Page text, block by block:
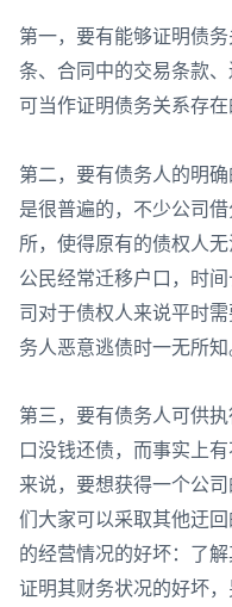
第一，要有能够证明债
条、合同中的交易条款
可当作证明债务关系存在
第二，要有债务人的明
是很普遍的，不少公司
所，使得原有的债权人
公民经常迁移户口，时
司对于债权人来说平时
务人恶意逃债时一无所知
第三，要有债务人可供
口没钱还债，而事实上
来说，要想获得一个公
们大家可以采取其他迂
的经营情况的好坏：了
证明其财务状况的好坏